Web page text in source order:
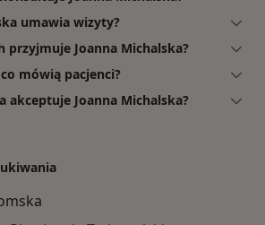
umawia wizyty?
przyjmuje Joanna Michalska?
mówią pacjenci?
akceptuje Joanna Michalska?